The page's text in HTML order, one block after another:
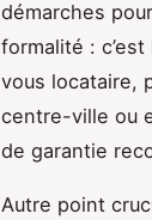
démarches pour
formalité :
vous locataire,
centre-ville ou
de garantie
Autre point